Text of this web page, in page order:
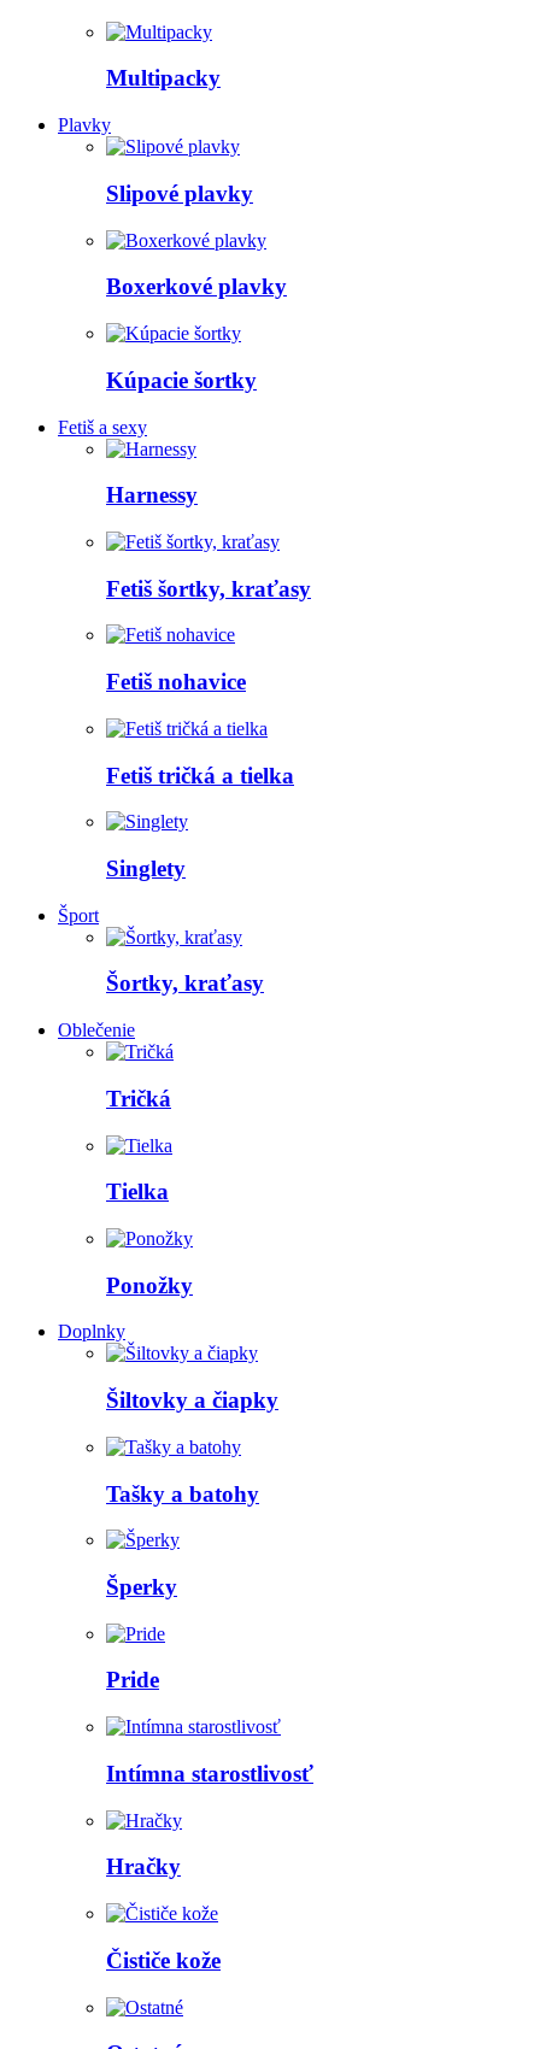
Multipacky
Plavky
Slipové plavky
Boxerkové plavky
Kúpacie šortky
Fetiš a sexy
Harnessy
Fetiš šortky, kraťasy
Fetiš nohavice
Fetiš tričká a tielka
Singlety
Šport
Šortky, kraťasy
Oblečenie
Tričká
Tielka
Ponožky
Doplnky
Šiltovky a čiapky
Tašky a batohy
Šperky
Pride
Intímna starostlivosť
Hračky
Čističe kože